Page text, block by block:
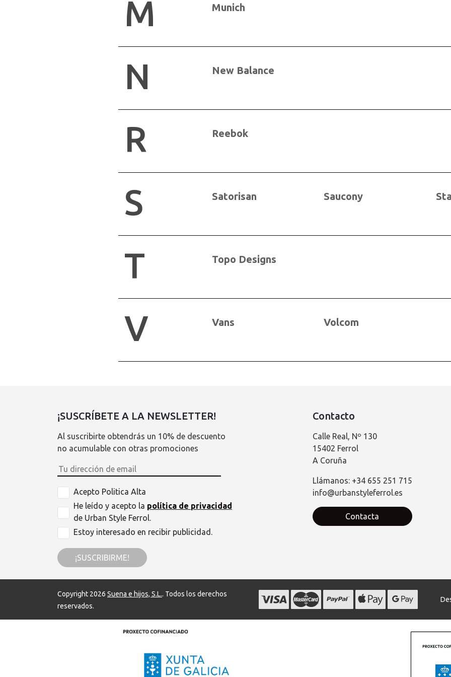
M Munich
N New Balance
R Reebok
S Satorisan Saucony
T Topo Designs
V Vans Volcom
¡SUSCRÍBETE A LA NEWSLETTER!
Al suscribirte obtendrás un 10% de descuento
no acumulable con otras promociones
Acepto Politica Alta
He leído y acepto la política de privacidad
de Urban Style Ferrol.
Estoy interesado en recibir publicidad.
¡SUSCRIBIRME!
Contacto
Calle Real, Nº 130
15402 Ferrol
A Coruña
Llámanos: +34 655 251 715
info@urbanstyleferrol.es
Contacta
Copyright 2026 Suena e hijos, S.L.. Todos los derechos
reservados.